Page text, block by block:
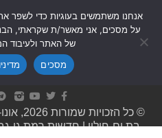
© כל הזכויות שמורות 2026, אונו-ניוז.
בת ים-חולון|חדשות רמת גן-
אנחנו משתמשים בעוגיות כדי לשפר
על מסכים, אני מאשר/ת שקראתי,
של האתר ולעיבוד
מסכים